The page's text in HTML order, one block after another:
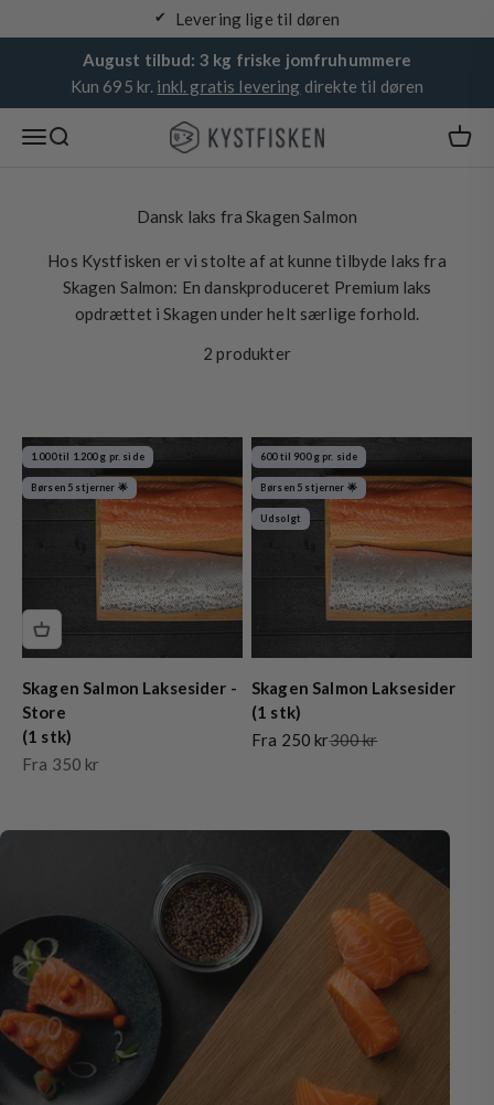
Levering lige til døren
August tilbud: 3 kg friske jomfruhummere
Kun 695 kr. inkl. gratis levering direkte til døren
Åbn navigationsmenu
Åbn søgefunktionKystfisken
Dansk laks fra Skagen Salmon
Hos Kystfisken er vi stolte af at kunne tilbyde laks fra
Skagen Salmon: En danskproduceret Premium laks
opdrættet i Skagen under helt særlige forhold.
2 produkter
1.000 til 1.200 g pr. side
Børsen 5 stjerner 🌟
Skagen Salmon Laksesider -
Store
(1 stk)
Salgspris
Fra 350 kr
600 til 900 g pr. side
Børsen 5 stjerner 🌟
Udsolgt
Skagen Salmon Laksesider
(1 stk)
Salgspris
Fra 250 krNormalpris
300 kr